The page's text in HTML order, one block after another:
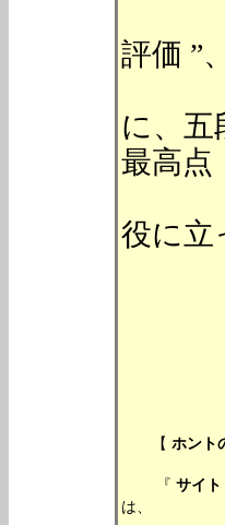
▼ 当
評価 ”
参考
に、
最高点
これ
役に
(
【ホント
『サイ
は、